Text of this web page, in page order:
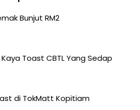
Bunjut RM2
Toast CBTL Yang Sedap
di TokMatt Kopitiam